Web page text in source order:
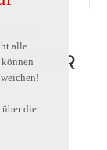
R
alle
die